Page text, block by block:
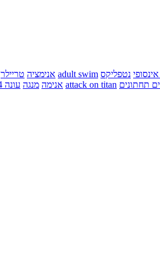
נטפליקס adult swim אנימציה טריילר
תחתונים attack on titan אנימה מנגה עונה 4